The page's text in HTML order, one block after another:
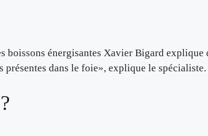
énergisantes Xavier Bigard
présentes dans le foie», explique le spécialiste.